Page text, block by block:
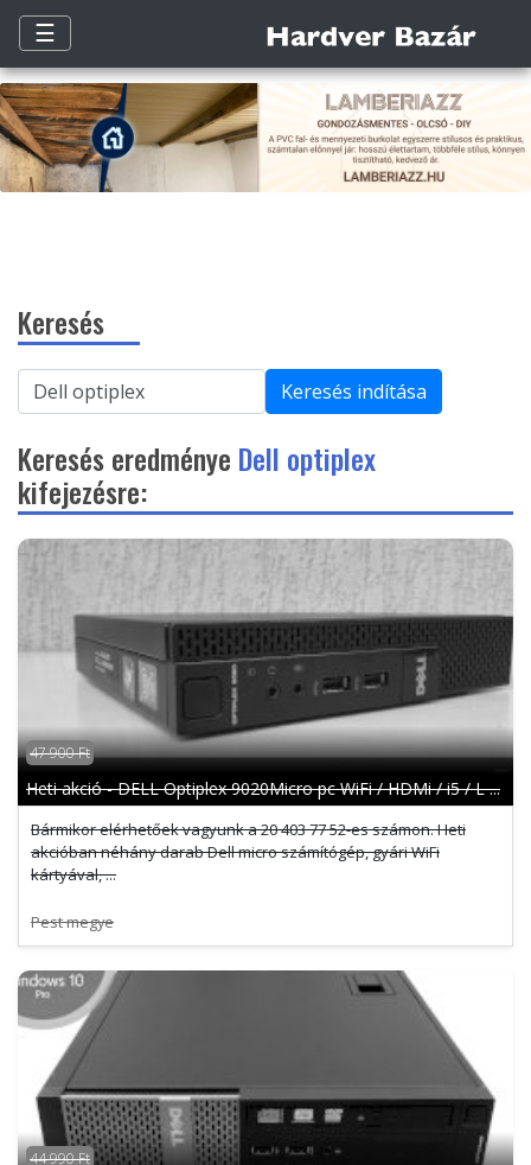
☰
Keresés
Keresés indítása
Keresés eredménye Dell optiplex
kifejezésre:
47 900 Ft
Heti akció - DELL Optiplex 9020Micro pc WiFi / HDMi / i5 / L ...
Bármikor elérhetőek vagyunk a 20 403 77 52-es számon. Heti
akcióban néhány darab Dell micro számítógép, gyári WiFi
kártyával, ...
Pest megye
44 990 Ft